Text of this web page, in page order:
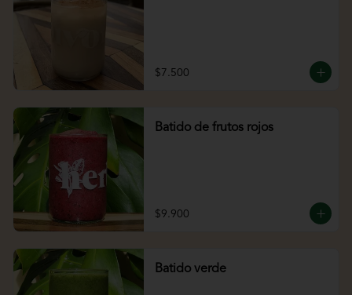
$7.500
Batido de frutos rojos
$9.900
Batido verde